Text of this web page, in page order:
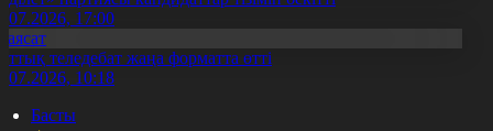
17:00
теледебат жаңа форматта өтті
10:18
Басты